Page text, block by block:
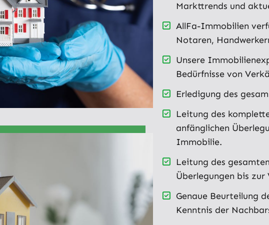
Markttrends und
AllFa-Immobilien
Notaren,
Unsere
Bedürfnisse von
Erledigung des
Leitung des
anfänglichen
Immobilie.
Leitung des
Überlegungen bis
Genaue Beurteilung
Kenntnis der